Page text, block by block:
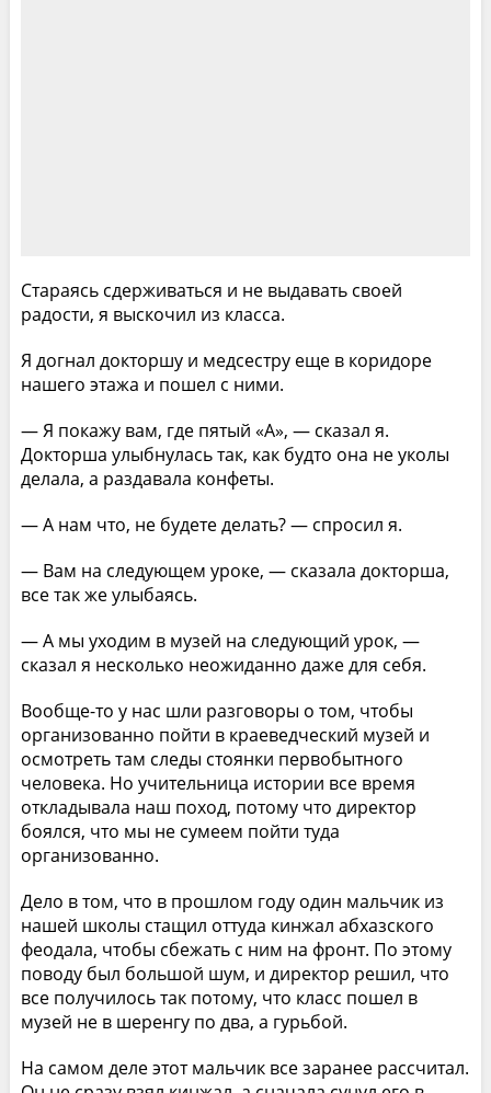
Стараясь сдерживаться и не выдавать своей
радости, я выскочил из класса.
Я догнал докторшу и медсестру еще в коридоре
нашего этажа и пошел с ними.
— Я покажу вам, где пятый «А», — сказал я.
Докторша улыбнулась так, как будто она не уколы
делала, а раздавала конфеты.
— А нам что, не будете делать? — спросил я.
— Вам на следующем уроке, — сказала докторша,
все так же улыбаясь.
— А мы уходим в музей на следующий урок, —
сказал я несколько неожиданно даже для себя.
Вообще-то у нас шли разговоры о том, чтобы
организованно пойти в краеведческий музей и
осмотреть там следы стоянки первобытного
человека. Но учительница истории все время
откладывала наш поход, потому что директор
боялся, что мы не сумеем пойти туда
организованно.
Дело в том, что в прошлом году один мальчик из
нашей школы стащил оттуда кинжал абхазского
феодала, чтобы сбежать с ним на фронт. По этому
поводу был большой шум, и директор решил, что
все получилось так потому, что класс пошел в
музей не в шеренгу по два, а гурьбой.
На самом деле этот мальчик все заранее рассчитал.